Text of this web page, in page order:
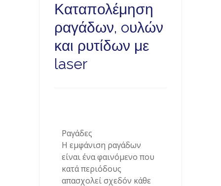
Καταπολέμηση
ραγάδων, oυλών
και ρυτίδων με
laser
Ραγάδες
Η εμφάνιση ραγάδων
είναι ένα φαινόμενο που
κατά περιόδους
απασχολεί σχεδόν κάθε